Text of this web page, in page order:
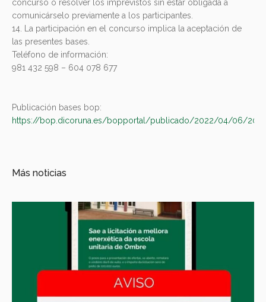
concurso o resolver los imprevistos sin estar obligada a
comunicárselo previamente a los participantes.
14. La participación en el concurso implica la aceptación de
las presentes bases.
Teléfono de información:
981 432 598 – 604 078 677
Publicación bases bop:
https://bop.dicoruna.es/bopportal/publicado/2022/04/06/
Más noticias